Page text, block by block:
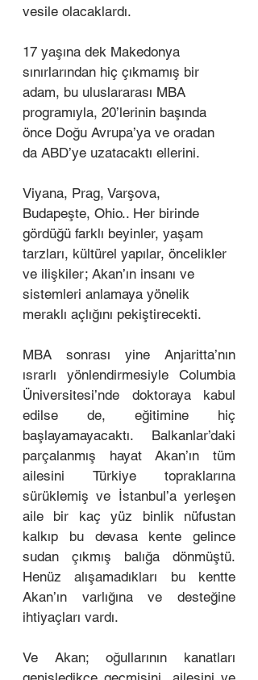
vesile olacaklardı.
17 yaşına dek Makedonya
sınırlarından hiç çıkmamış bir
adam, bu uluslararası MBA
programıyla, 20’lerinin başında
önce Doğu Avrupa’ya ve oradan
da ABD’ye uzatacaktı ellerini.
Viyana, Prag, Varşova,
Budapeşte, Ohio.. Her birinde
gördüğü farklı beyinler, yaşam
tarzları, kültürel yapılar, öncelikler
ve ilişkiler; Akan’ın insanı ve
sistemleri anlamaya yönelik
meraklı açlığını pekiştirecekti.
MBA sonrası yine Anjaritta’nın
ısrarlı yönlendirmesiyle Columbia
Üniversitesi’nde doktoraya kabul
edilse de, eğitimine hiç
başlayamayacaktı. Balkanlar’daki
parçalanmış hayat Akan’ın tüm
ailesini Türkiye topraklarına
sürüklemiş ve İstanbul’a yerleşen
aile bir kaç yüz binlik nüfustan
kalkıp bu devasa kente gelince
sudan çıkmış balığa dönmüştü.
Henüz alışamadıkları bu kentte
Akan’ın varlığına ve desteğine
ihtiyaçları vardı.
Ve Akan; oğullarının kanatları